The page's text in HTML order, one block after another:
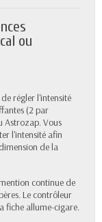
ou
régler l'intensité
(2 par
Astrozap. Vous
l'intensité afin
de la
continue de
Le contrôleur
fiche allume-cigare.